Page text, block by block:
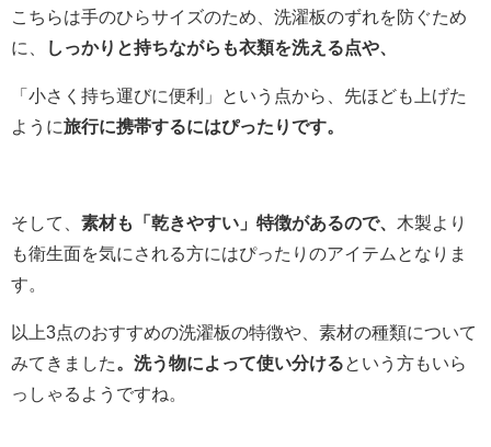
こちらは手のひらサイズのため、洗濯板のずれを防ぐため
に、
しっかりと持ちながらも衣類を洗える点や、
「小さく持ち運びに便利」という点から、先ほども上げた
ように旅行に携帯するにはぴったりです。
そして、 素材も「乾きやすい」特徴があるので、 木製より
も衛生面を気にされる方にはぴったりのアイテムとなりま
す。
以上3点のおすすめの洗濯板の特徴や、素材の種類について
みてきました 。洗う物によって使い分ける という方もいら
っしゃるようですね。